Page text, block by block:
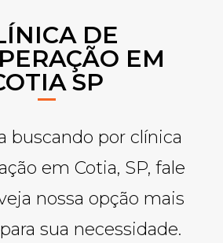
DE
EM
SP
buscando por clínica
em Cotia, SP, fale
nossa opção mais
sua necessidade.